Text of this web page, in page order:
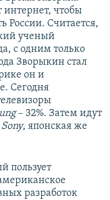
интернет, чтобы
России. Считается,
ученый
с одним только
Зворыкин стал
он и
Сегодня
– 32%. Затем идут
Sony, японская же
пользует
разработок